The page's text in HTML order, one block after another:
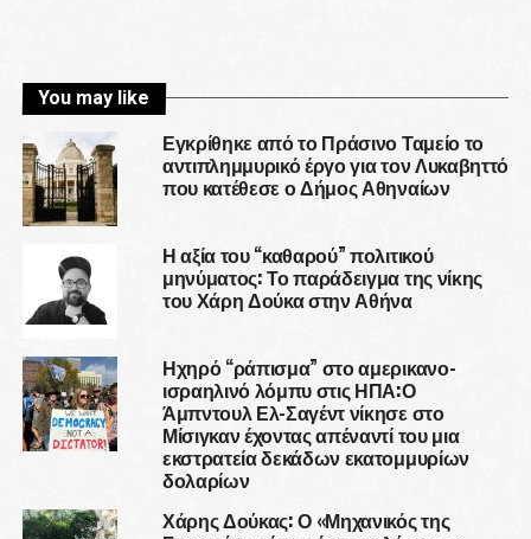
You may like
Εγκρίθηκε από το Πράσινο Ταμείο το
αντιπλημμυρικό έργο για τον Λυκαβηττό
που κατέθεσε ο Δήμος Αθηναίων
Η αξία του “καθαρού” πολιτικού
μηνύματος: Το παράδειγμα της νίκης
του Χάρη Δούκα στην Αθήνα
Ηχηρό “ράπισμα” στο αμερικανο-
ισραηλινό λόμπυ στις ΗΠΑ:Ο
Άμπντουλ Ελ-Σαγέντ νίκησε στο
Μίσιγκαν έχοντας απέναντί του μια
εκστρατεία δεκάδων εκατομμυρίων
δολαρίων
Χάρης Δούκας: Ο «Μηχανικός της